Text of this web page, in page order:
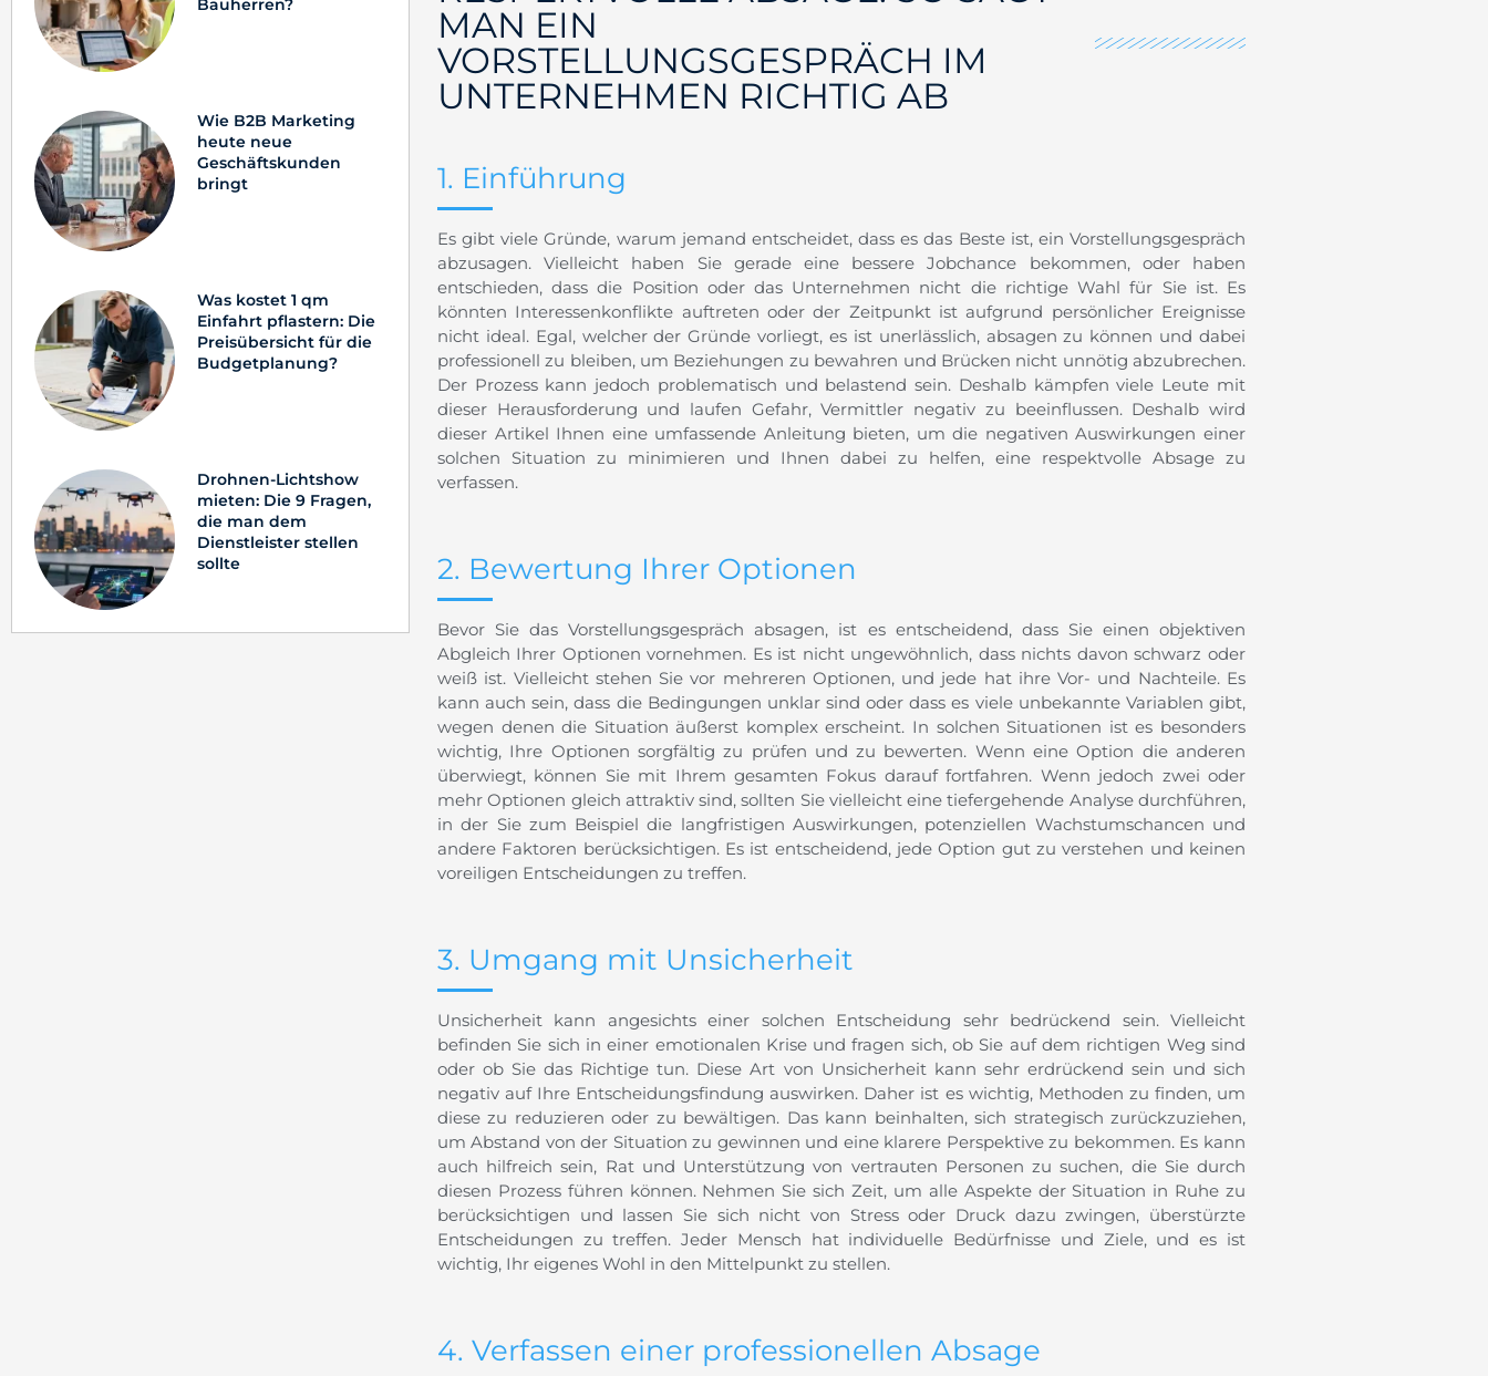
Wie B2B Marketing
heute neue
Geschäftskunden
bringt
Was kostet 1 qm
Einfahrt pflastern: Die
Preisübersicht für die
Budgetplanung?
Drohnen-Lichtshow
mieten: Die 9 Fragen,
die man dem
Dienstleister stellen
sollte
MAN EIN
VORSTELLUNGSGESPRÄCH IM
UNTERNEHMEN RICHTIG AB
1. Einführung
Es gibt viele Gründe, warum jemand entscheidet, dass es das Beste ist, ein Vorstellungsgespräch
abzusagen. Vielleicht haben Sie gerade eine bessere Jobchance bekommen, oder haben
entschieden, dass die Position oder das Unternehmen nicht die richtige Wahl für Sie ist. Es
könnten Interessenkonflikte auftreten oder der Zeitpunkt ist aufgrund persönlicher Ereignisse
nicht ideal. Egal, welcher der Gründe vorliegt, es ist unerlässlich, absagen zu können und dabei
professionell zu bleiben, um Beziehungen zu bewahren und Brücken nicht unnötig abzubrechen.
Der Prozess kann jedoch problematisch und belastend sein. Deshalb kämpfen viele Leute mit
dieser Herausforderung und laufen Gefahr, Vermittler negativ zu beeinflussen. Deshalb wird
dieser Artikel Ihnen eine umfassende Anleitung bieten, um die negativen Auswirkungen einer
solchen Situation zu minimieren und Ihnen dabei zu helfen, eine respektvolle Absage zu
verfassen.
2. Bewertung Ihrer Optionen
Bevor Sie das Vorstellungsgespräch absagen, ist es entscheidend, dass Sie einen objektiven
Abgleich Ihrer Optionen vornehmen. Es ist nicht ungewöhnlich, dass nichts davon schwarz oder
weiß ist. Vielleicht stehen Sie vor mehreren Optionen, und jede hat ihre Vor- und Nachteile. Es
kann auch sein, dass die Bedingungen unklar sind oder dass es viele unbekannte Variablen gibt,
wegen denen die Situation äußerst komplex erscheint. In solchen Situationen ist es besonders
wichtig, Ihre Optionen sorgfältig zu prüfen und zu bewerten. Wenn eine Option die anderen
überwiegt, können Sie mit Ihrem gesamten Fokus darauf fortfahren. Wenn jedoch zwei oder
mehr Optionen gleich attraktiv sind, sollten Sie vielleicht eine tiefergehende Analyse durchführen,
in der Sie zum Beispiel die langfristigen Auswirkungen, potenziellen Wachstumschancen und
andere Faktoren berücksichtigen. Es ist entscheidend, jede Option gut zu verstehen und keinen
voreiligen Entscheidungen zu treffen.
3. Umgang mit Unsicherheit
Unsicherheit kann angesichts einer solchen Entscheidung sehr bedrückend sein. Vielleicht
befinden Sie sich in einer emotionalen Krise und fragen sich, ob Sie auf dem richtigen Weg sind
oder ob Sie das Richtige tun. Diese Art von Unsicherheit kann sehr erdrückend sein und sich
negativ auf Ihre Entscheidungsfindung auswirken. Daher ist es wichtig, Methoden zu finden, um
diese zu reduzieren oder zu bewältigen. Das kann beinhalten, sich strategisch zurückzuziehen,
um Abstand von der Situation zu gewinnen und eine klarere Perspektive zu bekommen. Es kann
auch hilfreich sein, Rat und Unterstützung von vertrauten Personen zu suchen, die Sie durch
diesen Prozess führen können. Nehmen Sie sich Zeit, um alle Aspekte der Situation in Ruhe zu
berücksichtigen und lassen Sie sich nicht von Stress oder Druck dazu zwingen, überstürzte
Entscheidungen zu treffen. Jeder Mensch hat individuelle Bedürfnisse und Ziele, und es ist
wichtig, Ihr eigenes Wohl in den Mittelpunkt zu stellen.
4. Verfassen einer professionellen Absage